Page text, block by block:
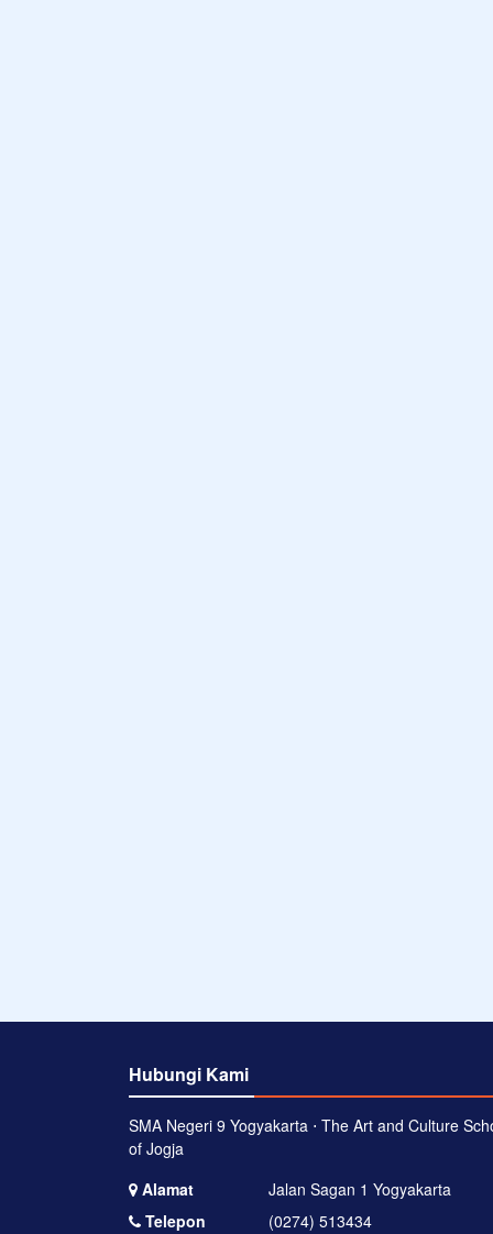
Hubungi Kami
SMA Negeri 9 Yogyakarta ⋅ The Art and Culture
of Jogja
Alamat
Jalan Sagan 1 Yogyakarta
Telepon
(0274) 513434